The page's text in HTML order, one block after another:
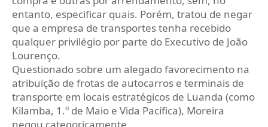
entanto, especificar quais. Porém, tratou de negar
que a empresa de transportes tenha recebido
qualquer privilégio por parte do Executivo de João
Lourenço.
Questionado sobre um alegado favorecimento na
atribuição de frotas de autocarros e terminais de
transporte em locais estratégicos de Luanda (como
Kilamba, 1.º de Maio e Vida Pacífica), Moreira